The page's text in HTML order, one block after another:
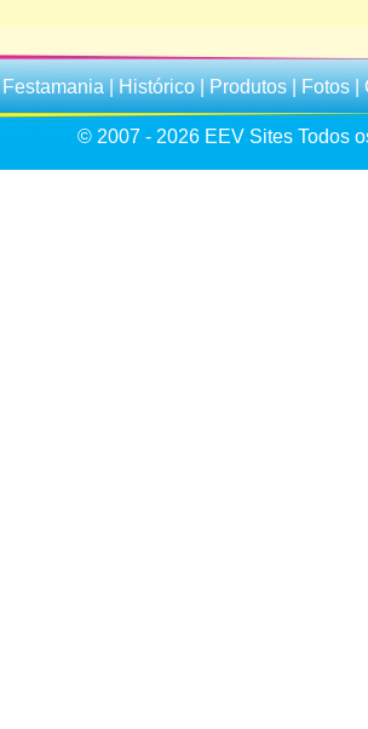
Festamania|Histórico|Produtos|Fotos|
© 2007 - 2026 EEV Sites Todos